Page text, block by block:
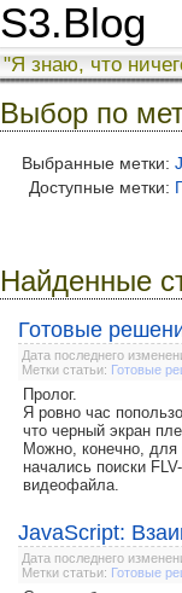
S3.Blog
"Я знаю, что
Выбор по
Выбранные метки:
Доступные метки:
Найденные
Готовые
Дата последнего
Метки статьи: Готовые
Пролог.
Я ровно час
что черный экран
Можно, конечно, для
начались поиски
видеофайла.
JavaScript:
Дата последнего
Метки статьи: Готовые